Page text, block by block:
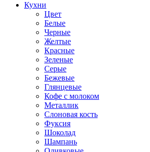
Кухни
Цвет
Белые
Черные
Желтые
Красные
Зеленые
Серые
Бежевые
Глянцевые
Кофе с молоком
Металлик
Слоновая кость
Фуксия
Шоколад
Шампань